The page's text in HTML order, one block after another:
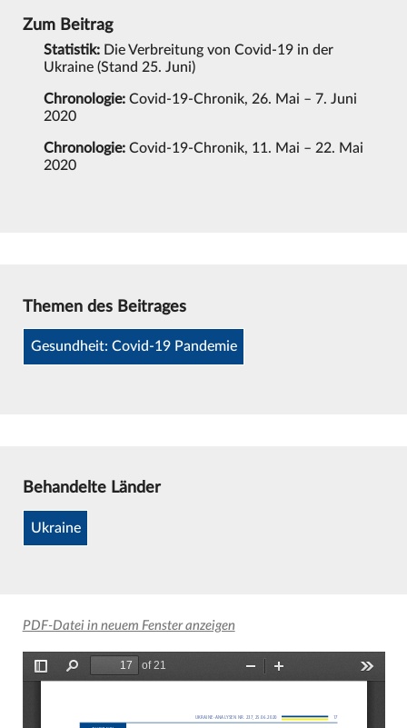
Zum Beitrag
Statistik: Die Verbreitung von Covid-19 in der
Ukraine (Stand 25. Juni)
Chronologie: Covid-19-Chronik, 26. Mai – 7. Juni
2020
Chronologie: Covid-19-Chronik, 11. Mai – 22. Mai
2020
Themen des Beitrages
Gesundheit: Covid-19 Pandemie
Behandelte Länder
Ukraine
PDF-Datei in neuem Fenster anzeigen